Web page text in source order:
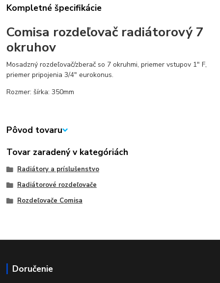
Kompletné špecifikácie
Comisa rozdeľovač radiátorový 7
okruhov
Mosadzný rozdeľovač/zberač so 7 okruhmi, priemer vstupov 1" F,
priemer pripojenia 3/4" eurokonus.
Rozmer: šírka: 350mm
Pôvod tovaru
Tovar zaradený v kategóriách
Radiátory a príslušenstvo
Radiátorové rozdeľovače
Rozdeľovače Comisa
Doručenie